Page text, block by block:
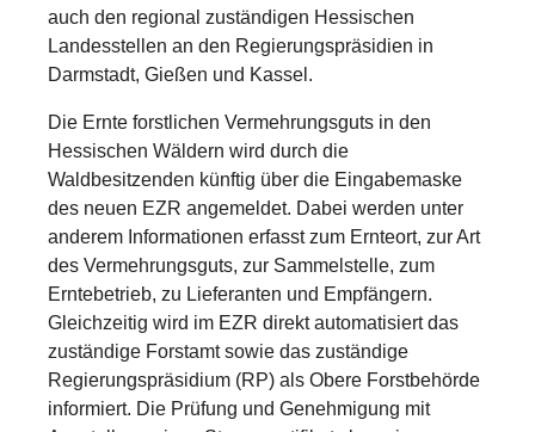
auch den regional zuständigen Hessischen
Landesstellen an den Regierungspräsidien in
Darmstadt, Gießen und Kassel.
Die Ernte forstlichen Vermehrungsguts in den
Hessischen Wäldern wird durch die
Waldbesitzenden künftig über die Eingabemaske
des neuen EZR angemeldet. Dabei werden unter
anderem Informationen erfasst zum Ernteort, zur Art
des Vermehrungsguts, zur Sammelstelle, zum
Erntebetrieb, zu Lieferanten und Empfängern.
Gleichzeitig wird im EZR direkt automatisiert das
zuständige Forstamt sowie das zuständige
Regierungspräsidium (RP) als Obere Forstbehörde
informiert. Die Prüfung und Genehmigung mit